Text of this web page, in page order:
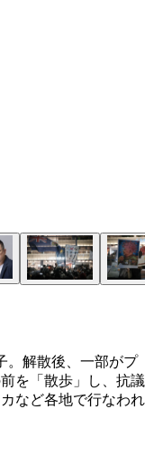
。解散後、一部がプ
を「散歩」し、抗議
など各地で行なわれ